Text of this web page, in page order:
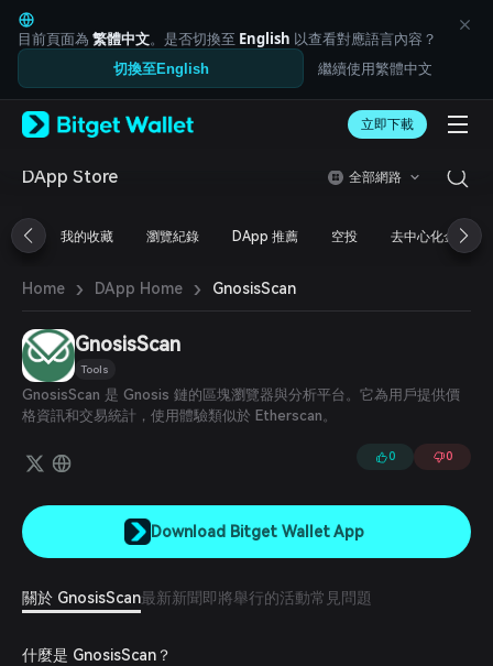
English
日本語
Tiếng Việt
Русский
Español (Latinoamérica)
Türkçe
Français
简体中文
繁體中文
Bahasa Indonesia
ภาษาไทย
العربية
हिन्दी
বাংলা
Español
Português (Brasil)
目前頁面為 繁體中文。是否切換至 English 以查看對應語言內容？
切換至English 繼續使用繁體中文
立即下載
DApp Store 全部網路
我的收藏 瀏覽紀錄 DApp 推薦 空投 去中心化金融
Home › DApp Home › GnosisScan
GnosisScan
Tools
GnosisScan 是 Gnosis 鏈的區塊瀏覽器與分析平台。它為用戶提供價
格資訊和交易統計，使用體驗類似於 Etherscan。
0 0
Download Bitget Wallet App
關於 GnosisScan最新新聞 即將舉行的活動常見問題
什麼是 GnosisScan？